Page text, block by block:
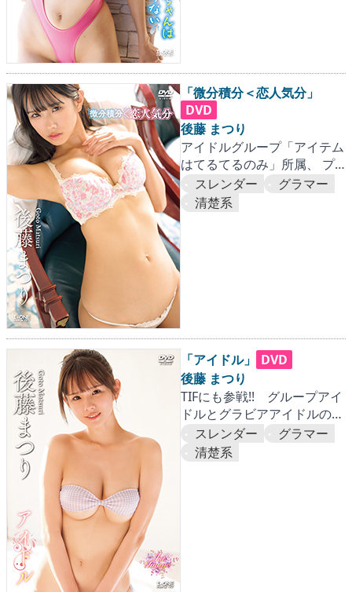
「微分積分＜恋人気分」
DVD
後藤 まつり
アイドルグループ「アイテム
はてるてるのみ」所属、 プ
リティフェィスとGカップバ
ストが眩しい後藤まつりちゃ
スレンダー
グラマー
清楚系
「アイドル」
DVD
後藤 まつり
TIFにも参戦!! グループアイ
ドルとグラビアアイドルのハ
イブリッド 後藤まつりちゃ
んがIVデビュー!! グラビアZ
スレンダー
グラマー
清楚系